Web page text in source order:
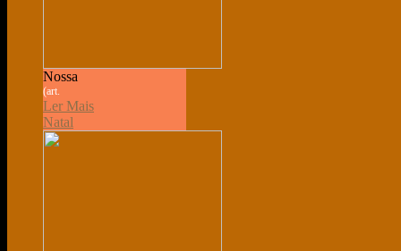
Nossa
(art.
Ler Mais
Natal